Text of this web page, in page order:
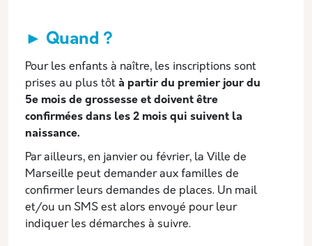
► Quand ?
Pour les enfants à naître, les inscriptions sont
prises au plus tôt à partir du premier jour du
5e mois de grossesse et doivent être
confirmées dans les 2 mois qui suivent la
naissance.
Par ailleurs, en janvier ou février, la Ville de
Marseille peut demander aux familles de
confirmer leurs demandes de places. Un mail
et/ou un SMS est alors envoyé pour leur
indiquer les démarches à suivre.